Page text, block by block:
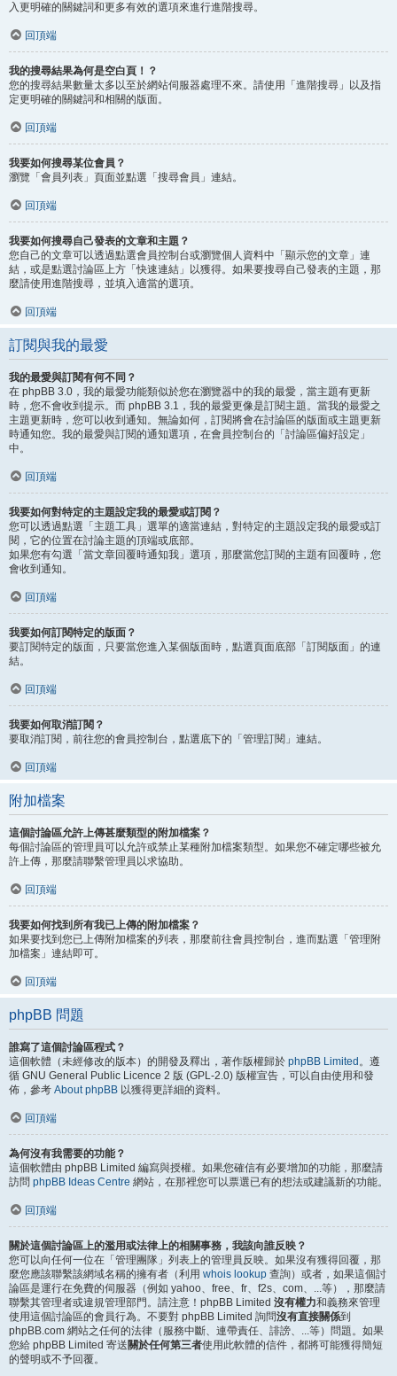
入更明確的關鍵詞和更多有效的選項來進行進階搜尋。
回頂端
我的搜尋結果為何是空白頁！？
您的搜尋結果數量太多以至於網站伺服器處理不來。請使用「進階搜尋」以及指
定更明確的關鍵詞和相關的版面。
回頂端
我要如何搜尋某位會員？
瀏覽「會員列表」頁面並點選「搜尋會員」連結。
回頂端
我要如何搜尋自己發表的文章和主題？
您自己的文章可以透過點選會員控制台或瀏覽個人資料中「顯示您的文章」連
結，或是點選討論區上方「快速連結」以獲得。如果要搜尋自己發表的主題，那
麼請使用進階搜尋，並填入適當的選項。
回頂端
訂閱與我的最愛
我的最愛與訂閱有何不同？
在 phpBB 3.0，我的最愛功能類似於您在瀏覽器中的我的最愛，當主題有更新
時，您不會收到提示。而 phpBB 3.1，我的最愛更像是訂閱主題。當我的最愛之
主題更新時，您可以收到通知。無論如何，訂閱將會在討論區的版面或主題更新
時通知您。我的最愛與訂閱的通知選項，在會員控制台的「討論區偏好設定」
中。
回頂端
我要如何對特定的主題設定我的最愛或訂閱？
您可以透過點選「主題工具」選單的適當連結，對特定的主題設定我的最愛或訂
閱，它的位置在討論主題的頂端或底部。
如果您有勾選「當文章回覆時通知我」選項，那麼當您訂閱的主題有回覆時，您
會收到通知。
回頂端
我要如何訂閱特定的版面？
要訂閱特定的版面，只要當您進入某個版面時，點選頁面底部「訂閱版面」的連
結。
回頂端
我要如何取消訂閱？
要取消訂閱，前往您的會員控制台，點選底下的「管理訂閱」連結。
回頂端
附加檔案
這個討論區允許上傳甚麼類型的附加檔案？
每個討論區的管理員可以允許或禁止某種附加檔案類型。如果您不確定哪些被允
許上傳，那麼請聯繫管理員以求協助。
回頂端
我要如何找到所有我已上傳的附加檔案？
如果要找到您已上傳附加檔案的列表，那麼前往會員控制台，進而點選「管理附
加檔案」連結即可。
回頂端
phpBB 問題
誰寫了這個討論區程式？
這個軟體（未經修改的版本）的開發及釋出，著作版權歸於 phpBB Limited 。遵
循 GNU General Public Licence 2 版 (GPL-2.0) 版權宣告，可以自由使用和發
佈，參考 About phpBB 以獲得更詳細的資料。
回頂端
為何沒有我需要的功能？
這個軟體由 phpBB Limited 編寫與授權。如果您確信有必要增加的功能，那麼請
訪問 phpBB Ideas Centre 網站，在那裡您可以票選已有的想法或建議新的功能。
回頂端
關於這個討論區上的濫用或法律上的相關事務，我該向誰反映？
您可以向任何一位在「管理團隊」列表上的管理員反映。如果沒有獲得回覆，那
麼您應該聯繫該網域名稱的擁有者（利用 whois lookup 查詢）或者，如果這個討
論區是運行在免費的伺服器（例如 yahoo、free、fr、f2s、com、...等），那麼請
聯繫其管理者或違規管理部門。請注意！phpBB Limited 沒有權力和義務來管理
使用這個討論區的會員行為。不要對 phpBB Limited 詢問沒有直接關係到
phpBB.com 網站之任何的法律（服務中斷、連帶責任、誹謗、...等）問題。如果
您給 phpBB Limited 寄送關於任何第三者使用此軟體的信件，都將可能獲得簡短
的聲明或不予回覆。